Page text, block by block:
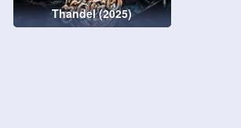
Thandel (2025)